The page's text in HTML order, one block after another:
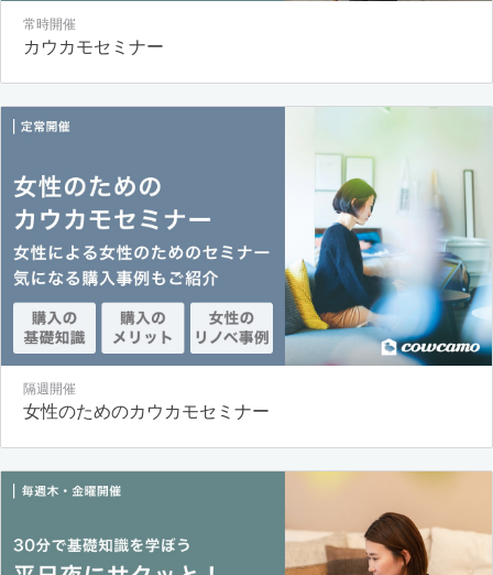
常時開催
カウカモセミナー
隔週開催
女性のためのカウカモセミナー